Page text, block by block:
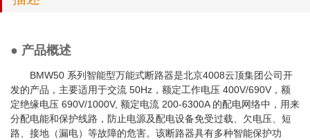
● 产品概述
BMW50 系列智能型万能式断路器是北京4008云顶集团公司开
发的产品，主要适用于交流 50Hz，额定工作电压 400V/690V，额
定绝缘电压 690V/1000V, 额定电流 200-6300A 的配电网络中，用来
分配电能和保护线路，防止电源及配电设备免受过载、欠电压、短
路、接地（漏电）等故障的危害。该断路器具有多种智能保护功